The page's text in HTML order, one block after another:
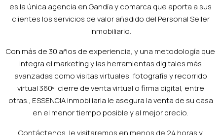
es la única agencia en Gandía y comarca que aporta a sus
clientes los servicios de valor añadido del Personal Seller
Inmobiliario.
Con más de 30 años de experiencia, y una metodología que
integra el marketing y las herramientas digitales más
avanzadas como visitas virtuales, fotografía y recorrido
virtual 360º, cierre de venta virtual o firma digital, entre
otras., ESSENCIA inmobiliaria le asegura la venta de su casa
en el menor tiempo posible y al mejor precio.
Contáctenos, le visitaremos en menos de 24 horas y